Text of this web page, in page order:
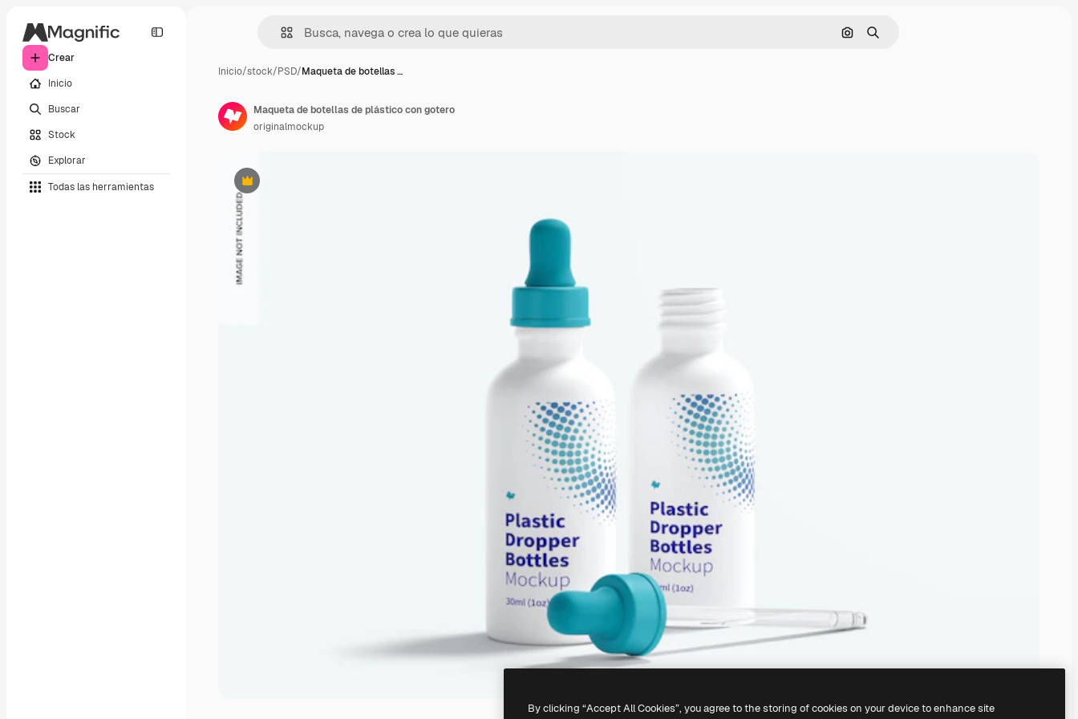
Crear
Inicio
Buscar
Stock
Explorar
Todas las herramientas
Buscar por imagen
Buscar
Inicio/stock/PSD/Maqueta de botellas …
Premium
Maqueta de botellas de plástico con gotero
originalmockup
By clicking “Accept All Cookies”, you agree to the storing of cookies on your device to enhance site